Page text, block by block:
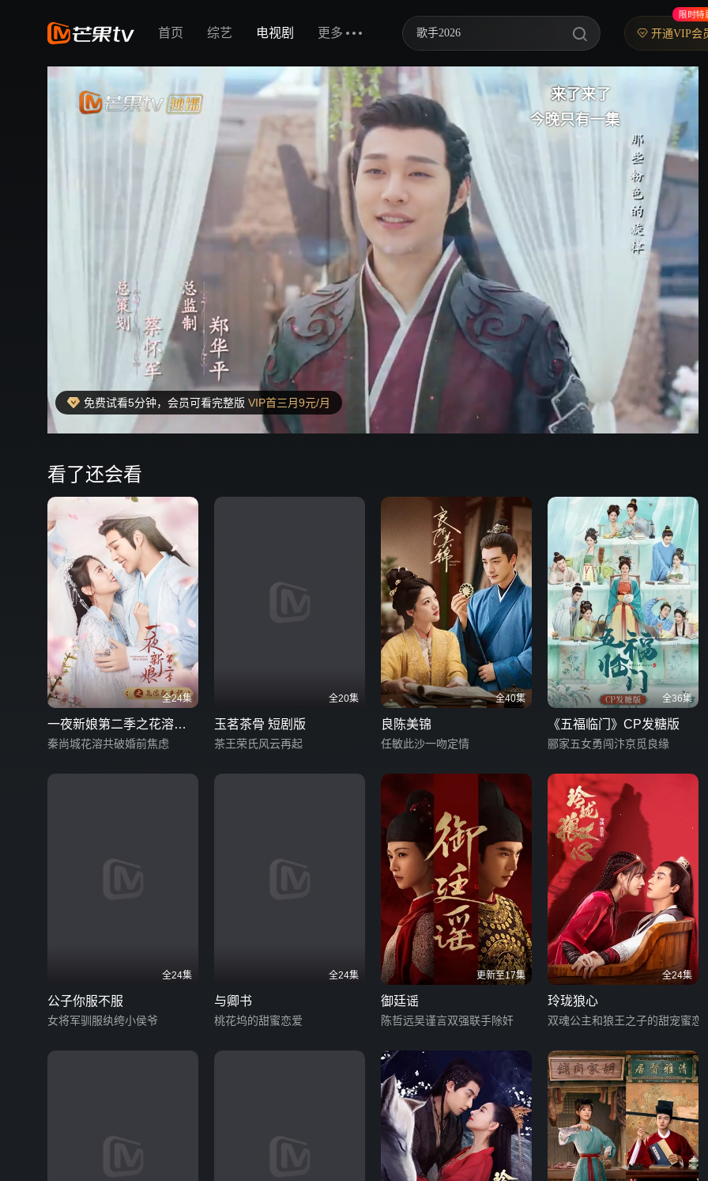
首页 综艺 电视剧 更多
野狗骨头
歌手2026
乘风2026
中餐厅·南洋拾光季
快乐老家
忙忙碌碌寻宝藏2
妻子的浪漫旅行2026
我们的宿舍·归心季
克制升温
爸爸当家 第五季
你好，星期六
开通VIP会
限时特
来了
来了来了
今晚只有一集
免费试看5分钟，会员可看完整版 VIP首三月9元/月
看了还会看
全24集
一夜新娘第二季之花溶驭
夫记
秦尚城花溶共破婚前焦虑
全20集
玉茗茶骨 短剧版
茶王荣氏风云再起
全40集
良陈美锦
任敏此沙一吻定情
全36集
《五福临门》CP发糖版
郦家五女勇闯汴京觅良缘
全24集
公子你服不服
女将军驯服纨绔小侯爷
全24集
与卿书
桃花坞的甜蜜恋爱
更新至17集
御廷谣
陈哲远吴谨言双强联手除奸
全24集
玲珑狼心
双魂公主和狼王之子的甜宠蜜恋